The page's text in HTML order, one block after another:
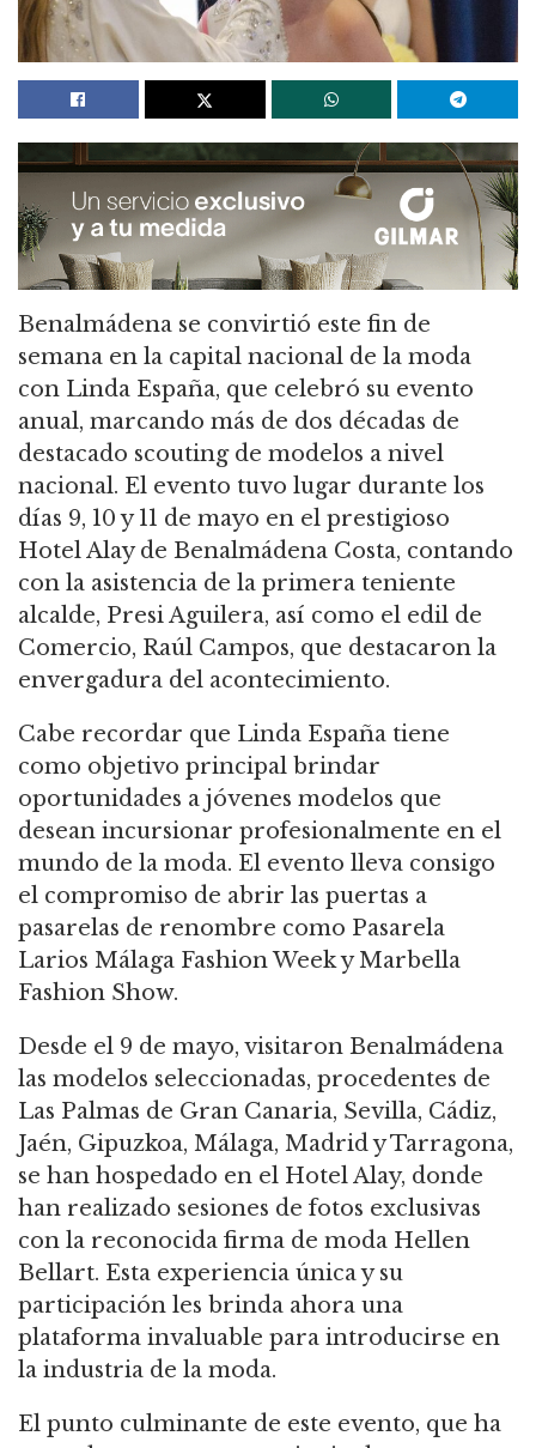
Benalmádena se convirtió este fin de
semana en la capital nacional de la moda
con Linda España, que celebró su evento
anual, marcando más de dos décadas de
destacado scouting de modelos a nivel
nacional. El evento tuvo lugar durante los
días 9, 10 y 11 de mayo en el prestigioso
Hotel Alay de Benalmádena Costa, contando
con la asistencia de la primera teniente
alcalde, Presi Aguilera, así como el edil de
Comercio, Raúl Campos, que destacaron la
envergadura del acontecimiento.
Cabe recordar que Linda España tiene
como objetivo principal brindar
oportunidades a jóvenes modelos que
desean incursionar profesionalmente en el
mundo de la moda. El evento lleva consigo
el compromiso de abrir las puertas a
pasarelas de renombre como Pasarela
Larios Málaga Fashion Week y Marbella
Fashion Show.
Desde el 9 de mayo, visitaron Benalmádena
las modelos seleccionadas, procedentes de
Las Palmas de Gran Canaria, Sevilla, Cádiz,
Jaén, Gipuzkoa, Málaga, Madrid y Tarragona,
se han hospedado en el Hotel Alay, donde
han realizado sesiones de fotos exclusivas
con la reconocida firma de moda Hellen
Bellart. Esta experiencia única y su
participación les brinda ahora una
plataforma invaluable para introducirse en
la industria de la moda.
El punto culminante de este evento, que ha